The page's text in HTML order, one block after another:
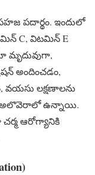
పదార్థం. ఇందులో
C, విటమిన్ E
మృదువుగా,
అందించడం,
వయసు లక్షణాలను
అలొవెరాలో ఉన్నాయి.
ఆరోగ్యానికి